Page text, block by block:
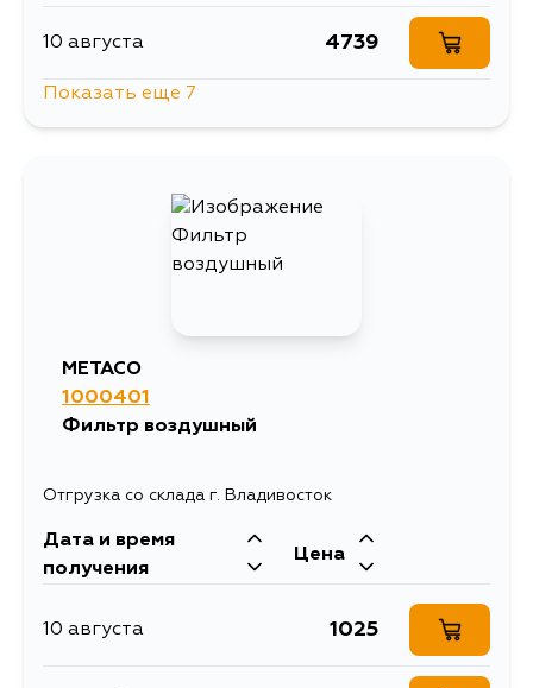
10 августа 4739
4739
17 августа
4 сентября 3480
Показать еще 7
METACO
1000401
Фильтр воздушный
Отгрузка со склада г. Владивосток
Дата и время
получения
Цена
10 августа 1025